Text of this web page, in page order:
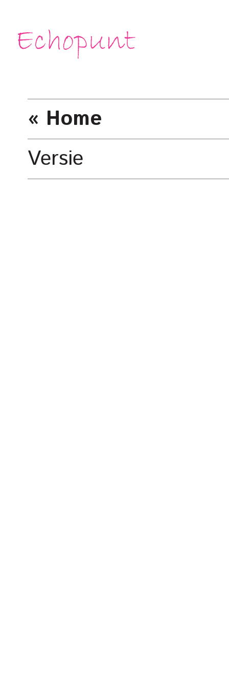
« Home
Versie